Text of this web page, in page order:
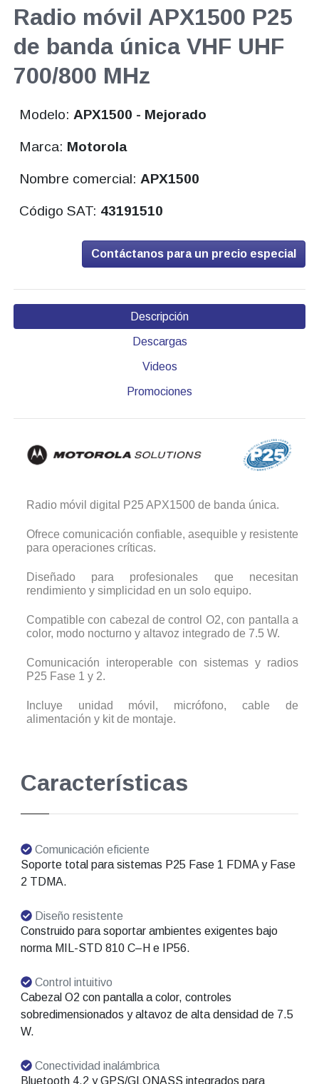
Radio móvil APX1500 P25
de banda única VHF UHF
700/800 MHz
Modelo: APX1500 - Mejorado
Marca: Motorola
Nombre comercial: APX1500
Código SAT: 43191510
Contáctanos para un precio especial
Descripción
Descargas
Videos
Promociones
Radio móvil digital P25 APX1500 de banda única.
Ofrece comunicación confiable, asequible y resistente
para operaciones críticas.
Diseñado para profesionales que necesitan
rendimiento y simplicidad en un solo equipo.
Compatible con cabezal de control O2, con pantalla a
color, modo nocturno y altavoz integrado de 7.5 W.
Comunicación interoperable con sistemas y radios
P25 Fase 1 y 2.
Incluye unidad móvil, micrófono, cable de
alimentación y kit de montaje.
Características
Comunicación eficiente
Soporte total para sistemas P25 Fase 1 FDMA y Fase
2 TDMA.
Diseño resistente
Construido para soportar ambientes exigentes bajo
norma MIL-STD 810 C–H e IP56.
Control intuitivo
Cabezal O2 con pantalla a color, controles
sobredimensionados y altavoz de alta densidad de 7.5
W.
Conectividad inalámbrica
Bluetooth 4.2 y GPS/GLONASS integrados para